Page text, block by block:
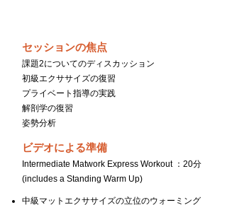
セッションの焦点
課題2についてのディスカッション
初級エクササイズの復習
プライベート指導の実践
解剖学の復習
姿勢分析
ビデオによる準備
Intermediate Matwork Express Workout ：20分
(includes a Standing Warm Up)
中級マットエクササイズの立位のウォーミング